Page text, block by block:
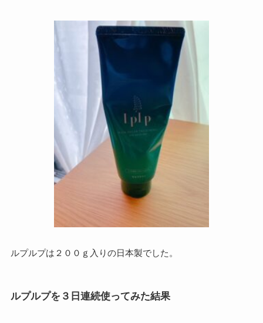
ルプルプは２００ｇ入りの日本製でした。
ルプルプを３日連続使ってみた結果